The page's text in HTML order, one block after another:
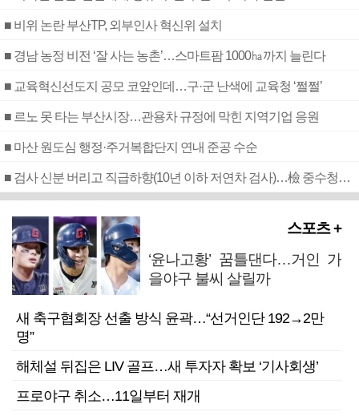
■ 비위 논란 부산TP, 외부인사 혁신위 설치
■ 경남 농정 비전 ‘잘 사는 농촌’…스마트팜 1000㏊까지 늘린다
■ 교육혁신선도지 공모 코앞인데…구·군 난색에 교육청 ‘쩔쩔’
■ 르노 못 타는 부산시장…관용차 규정에 막힌 지역기업 응원
■ 마산 원도심 행정·주거복합단지 연내 준공 수순
■ 검사 신분 버리고 직급하향(10년 이하 저연차 검사)…檢 중수청행 기피
스포츠 +
‘윤나고황’ 꿈틀댄다…거인 가
을야구 불씨 살릴까
새 축구협회장 선출 방식 윤곽…“선거인단 192→2만
명”
해체설 뒤집은 LIV 골프…새 투자자 확보 ‘기사회생’
프로야구 취소…11일부터 재개